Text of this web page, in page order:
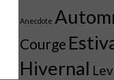
Anecdote
Courge
Hivernal